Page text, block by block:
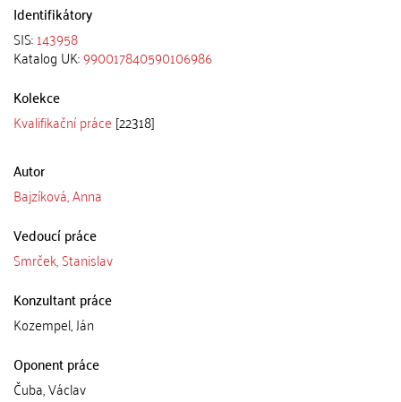
Identifikátory
SIS:143958
Katalog UK:990017840590106986
Kolekce
Kvalifikační práce [22318]
Autor
Bajzíková, Anna
Vedoucí práce
Smrček, Stanislav
Konzultant práce
Kozempel, Ján
Oponent práce
Čuba, Václav